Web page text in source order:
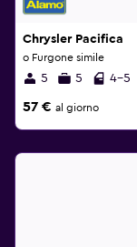
Chrysler Pacifica
o Furgone simile
5 5 4-5
57 € al giorno